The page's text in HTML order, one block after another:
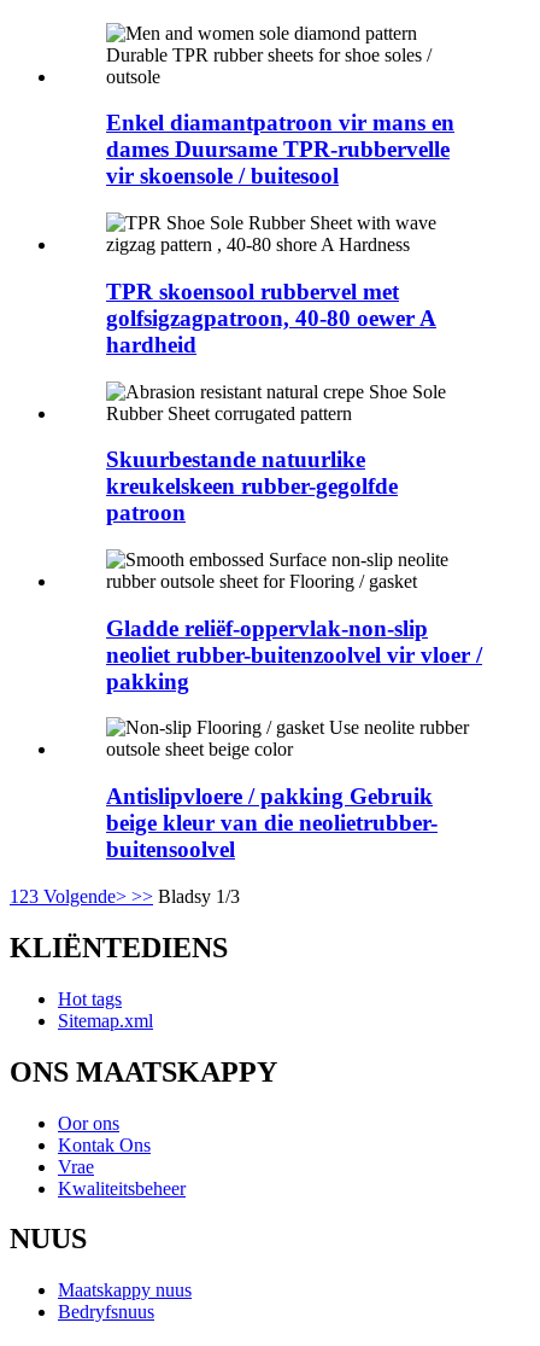
Enkel diamantpatroon vir mans en
dames Duursame TPR-rubbervelle
vir skoensole / buitesool
TPR skoensool rubbervel met
golfsigzagpatroon, 40-80 oewer A
hardheid
Skuurbestande natuurlike
kreukelskeen rubber-gegolfde
patroon
Gladde reliëf-oppervlak-non-slip
neoliet rubber-buitenzoolvel vir vloer /
pakking
Antislipvloere / pakking Gebruik
beige kleur van die neolietrubber-
buitensoolvel
1 23 Volgende> >> Bladsy 1/3
KLIËNTEDIENS
Hot tags
Sitemap.xml
ONS MAATSKAPPY
Oor ons
Kontak Ons
Vrae
Kwaliteitsbeheer
NUUS
Maatskappy nuus
Bedryfsnuus